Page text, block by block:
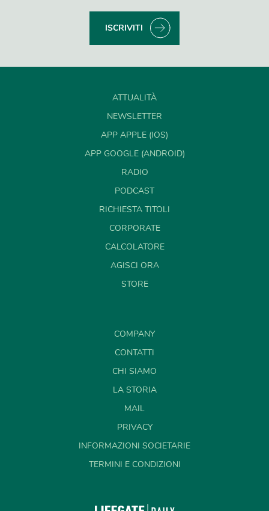
ISCRIVITI
ATTUALITÀ
NEWSLETTER
APP APPLE (IOS)
APP GOOGLE (ANDROID)
RADIO
PODCAST
RICHIESTA TITOLI
CORPORATE
CALCOLATORE
AGISCI ORA
STORE
COMPANY
CONTATTI
CHI SIAMO
LA STORIA
MAIL
PRIVACY
INFORMAZIONI SOCIETARIE
TERMINI E CONDIZIONI